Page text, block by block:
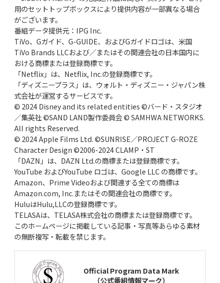
用のセットトップボックスにより提供内容が一部異なる場合
がございます。
番組データ提供元：IPG Inc.
TiVo、Gガイド、G-GUIDE、およびGガイドロゴは、米国
TiVo Brands LLCおよび／またはその関連会社の日本国内に
おける商標または登録商標です。
「Netflix」は、Netflix, Inc.の登録商標です。
「ディズニープラス」は、ウォルト・ディズニー・ジャパン株
式会社が運営するサービスです。
© 2024 Disney and its related entities ©バード・スタジオ
／集英社 ©SAND LAND製作委員会 © SAMHWA NETWORKS.
All rights Reserved.
© 2024 Apple Films Ltd. ©SUNRISE／PROJECT G-ROZE
Character Design ©2006-2024 CLAMP・ST
「DAZN」は、DAZN Ltd.の商標または登録商標です。
YouTube およびYouTube ロゴは、Google LLC の商標です。
Amazon、Prime Videoおよび関連する全ての商標は
Amazon.com, Inc.またはその関連会社の商標です。
HuluはHulu,LLCの登録商標です。
TELASAは、TELASA株式会社の商標または登録商標です。
このホームページに掲載している記事・写真等あらゆる素材
の無断複写・転載を禁じます。
Official Program Data Mark
（公式番組情報マーク）